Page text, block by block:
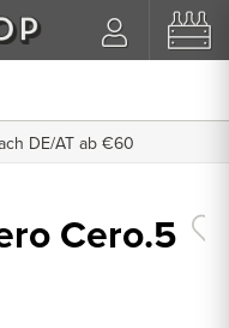
DE/AT ab €60
Cero.5